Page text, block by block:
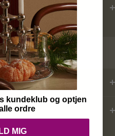
kundeklub og optjen
ordre
MIG